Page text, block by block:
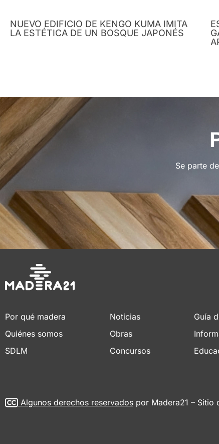
NUEVO EDIFICIO DE KENGO KUMA IMITA
LA ESTÉTICA DE UN BOSQUE JAPONÉS
Se parte
Por qué madera
Quiénes somos
SDLM
Noticias
Obras
Concursos
Guía
Algunos derechos reservados por Madera21 – Sitio